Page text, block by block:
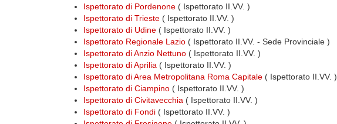
Ispettorato di Pordenone ( Ispettorato II.VV. )
Ispettorato di Trieste ( Ispettorato II.VV. )
Ispettorato di Udine ( Ispettorato II.VV. )
Ispettorato Regionale Lazio ( Ispettorato II.VV. - Sede Provinciale )
Ispettorato di Anzio Nettuno ( Ispettorato II.VV. )
Ispettorato di Aprilia ( Ispettorato II.VV. )
Ispettorato di Area Metropolitana Roma Capitale ( Ispettorato II.VV. )
Ispettorato di Ciampino ( Ispettorato II.VV. )
Ispettorato di Civitavecchia ( Ispettorato II.VV. )
Ispettorato di Fondi ( Ispettorato II.VV. )